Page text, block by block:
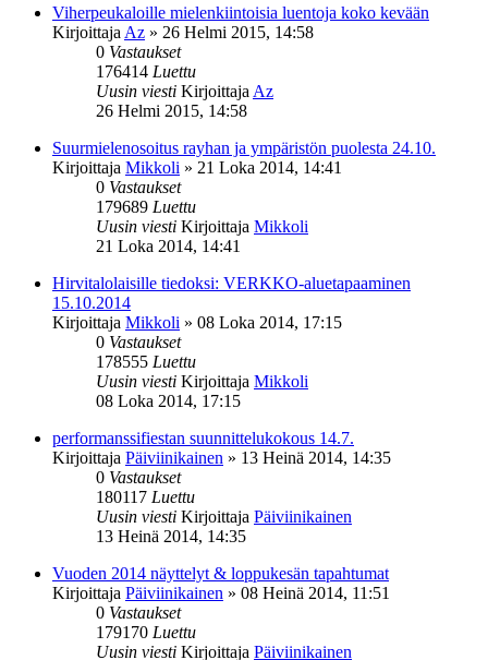
Viherpeukaloille mielenkiintoisia luentoja koko kevään
Kirjoittaja Az » 26 Helmi 2015, 14:58
0 Vastaukset
176414 Luettu
Uusin viesti Kirjoittaja Az
26 Helmi 2015, 14:58
Suurmielenosoitus rayhan ja ympäristön puolesta 24.10.
Kirjoittaja Mikkoli » 21 Loka 2014, 14:41
0 Vastaukset
179689 Luettu
Uusin viesti Kirjoittaja Mikkoli
21 Loka 2014, 14:41
Hirvitalolaisille tiedoksi: VERKKO-aluetapaaminen
15.10.2014
Kirjoittaja Mikkoli » 08 Loka 2014, 17:15
0 Vastaukset
178555 Luettu
Uusin viesti Kirjoittaja Mikkoli
08 Loka 2014, 17:15
performanssifiestan suunnittelukokous 14.7.
Kirjoittaja Päiviinikainen » 13 Heinä 2014, 14:35
0 Vastaukset
180117 Luettu
Uusin viesti Kirjoittaja Päiviinikainen
13 Heinä 2014, 14:35
Vuoden 2014 näyttelyt & loppukesän tapahtumat
Kirjoittaja Päiviinikainen » 08 Heinä 2014, 11:51
0 Vastaukset
179170 Luettu
Uusin viesti Kirjoittaja Päiviinikainen